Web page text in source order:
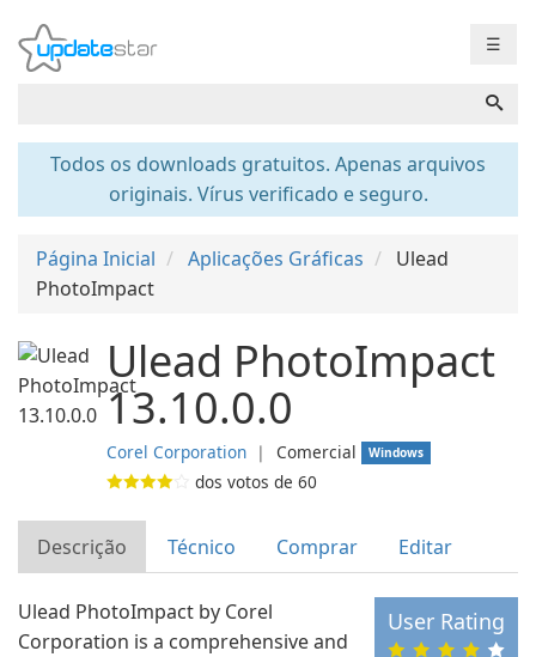
☰
Todos os downloads gratuitos. Apenas arquivos
originais. Vírus verificado e seguro.
Página Inicial Aplicações Gráficas
Ulead
PhotoImpact
Ulead PhotoImpact
13.10.0.0
Corel Corporation ❘ Comercial Windows
dos votos de 60
Descrição Técnico Comprar Editar
User Rating
Ulead PhotoImpact by Corel
Corporation is a comprehensive and